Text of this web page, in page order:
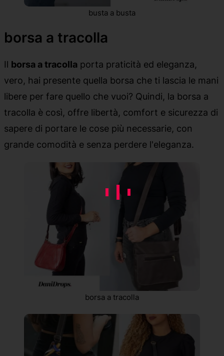
busta a busta
borsa a tracolla
Il borsa a tracolla porta praticità ed eleganza,
vero, hai presente quella borsa che ti lascia le mani
libere per fare quello che vuoi? Quindi, la borsa a
tracolla è così, offre libertà, comfort e sicurezza di
sapere di portare le cose più necessarie, con
grande comodità e senza perdere l'eleganza.
borsa a tracolla